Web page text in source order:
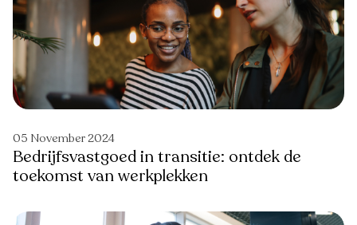
05 November 2024
Bedrijfsvastgoed in transitie: ontdek de
toekomst van werkplekken